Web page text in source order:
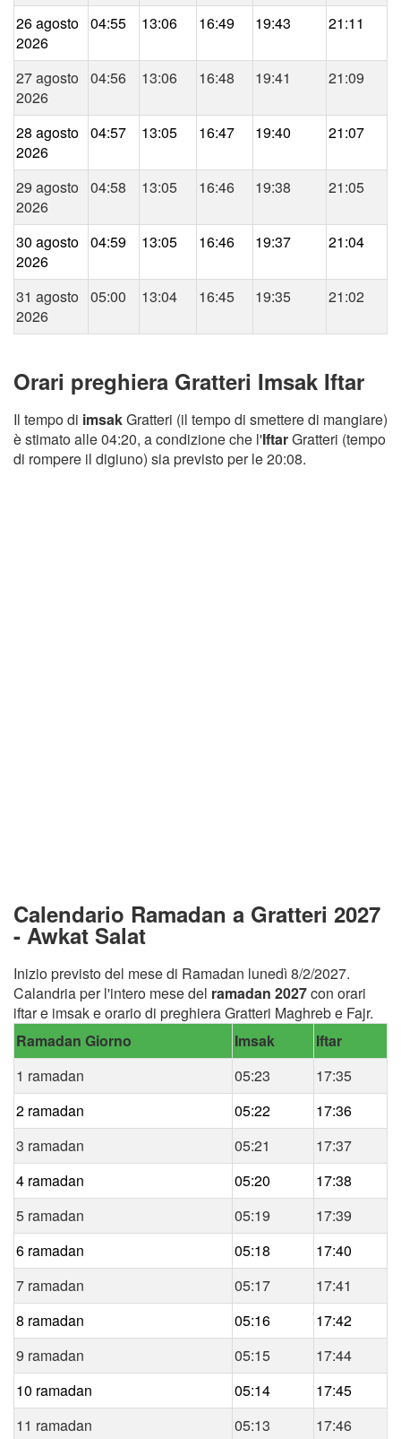
26 agosto
2026
04:55 13:06 16:49 19:43 21:11
27 agosto
2026
04:56 13:06 16:48 19:41 21:09
28 agosto
2026
04:57 13:05 16:47 19:40 21:07
29 agosto
2026
04:58 13:05 16:46 19:38 21:05
30 agosto
2026
04:59 13:05 16:46 19:37 21:04
31 agosto
2026
05:00 13:04 16:45 19:35 21:02
Orari preghiera Gratteri Imsak Iftar
Il tempo di imsakGratteri (il tempo di smettere di mangiare)
è stimato alle 04:20, a condizione che l'IftarGratteri (tempo
di rompere il digiuno) sia previsto per le 20:08.
Calendario Ramadan a Gratteri 2027
- Awkat Salat
Inizio previsto del mese di Ramadan lunedì 8/2/2027.
Calandria per l'intero mese del ramadan 2027con orari
iftar e imsak e orario di preghiera Gratteri Maghreb e Fajr.
Ramadan Giorno
Imsak
Iftar
1 ramadan
05:23
17:35
2 ramadan
05:22
17:36
3 ramadan
05:21
17:37
4 ramadan
05:20
17:38
5 ramadan
05:19
17:39
6 ramadan
05:18
17:40
7 ramadan
05:17
17:41
8 ramadan
05:16
17:42
9 ramadan
05:15
17:44
10 ramadan
05:14
17:45
11 ramadan
05:13 17:46